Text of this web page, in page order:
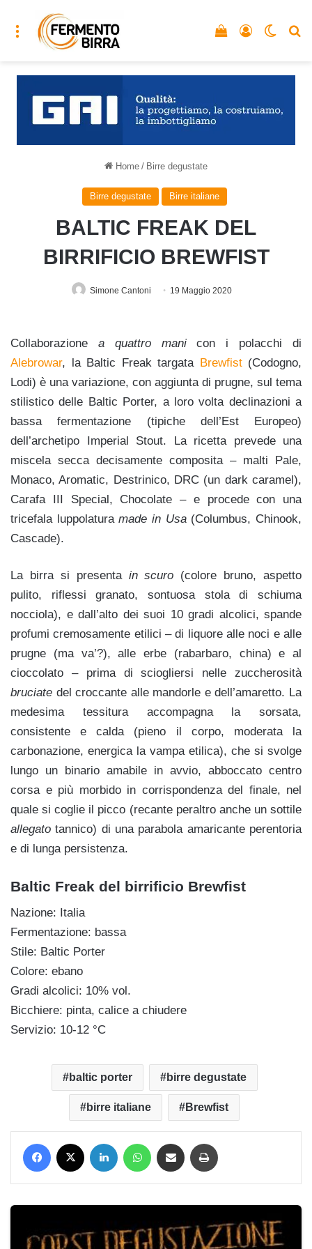
Menu Accedi
Vedi il carrello
Home / Birre degustate
Birre degustate Birre italiane
BALTIC FREAK DEL
BIRRIFICIO BREWFIST
Simone Cantoni 19 Maggio 2020
Collaborazione a quattro manicon i polacchi di
Alebrowar, la Baltic Freak targata Brewfist(Codogno,
Lodi) è una variazione, con aggiunta di prugne, sul tema
stilistico delle Baltic Porter, a loro volta declinazioni a
bassa fermentazione (tipiche dell’Est Europeo)
dell’archetipo Imperial Stout. La ricetta prevede una
miscela secca decisamente composita – malti Pale,
Monaco, Aromatic, Destrinico, DRC (un dark caramel),
Carafa III Special, Chocolate – e procede con una
tricefala luppolaturamade in Usa(Columbus, Chinook,
Cascade).
La birra si presentain scuro (colore bruno, aspetto
pulito, riflessi granato, sontuosa stola di schiuma
nocciola), e dall’alto dei suoi 10 gradi alcolici, spande
profumi cremosamente etilici – di liquore alle noci e alle
prugne (ma va’?), alle erbe (rabarbaro, china) e al
cioccolato – prima di sciogliersi nelle zuccherosità
bruciate del croccante alle mandorle e dell’amaretto. La
medesima tessitura accompagna la sorsata,
consistente e calda (pieno il corpo, moderata la
carbonazione, energica la vampa etilica), che si svolge
lungo un binario amabile in avvio, abboccato centro
corsa e più morbido in corrispondenza del finale, nel
quale si coglie il picco (recante peraltro anche un sottile
allegato tannico) di una parabola amaricante perentoria
e di lunga persistenza.
Baltic Freak del birrificio Brewfist
Nazione: Italia
Fermentazione: bassa
Stile: Baltic Porter
Colore: ebano
Gradi alcolici: 10% vol.
Bicchiere: pinta, calice a chiudere
Servizio: 10-12 °C
baltic porter birre degustate
birre italiane Brewfist
Facebook LinkedIn WhatsApp Condividi via mail